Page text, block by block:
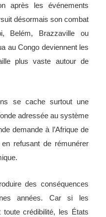
après les événements
désormais son combat
Belém, Brazzaville ou
au Congo deviennent les
plus vaste autour de
se cache surtout une
adressée au système
demande à l’Afrique de
refusant de rémunérer
des conséquences
années. Car si les
toute crédibilité, les États